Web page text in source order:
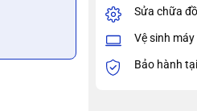
Sửa chữa
Vệ sinh
Bảo hành